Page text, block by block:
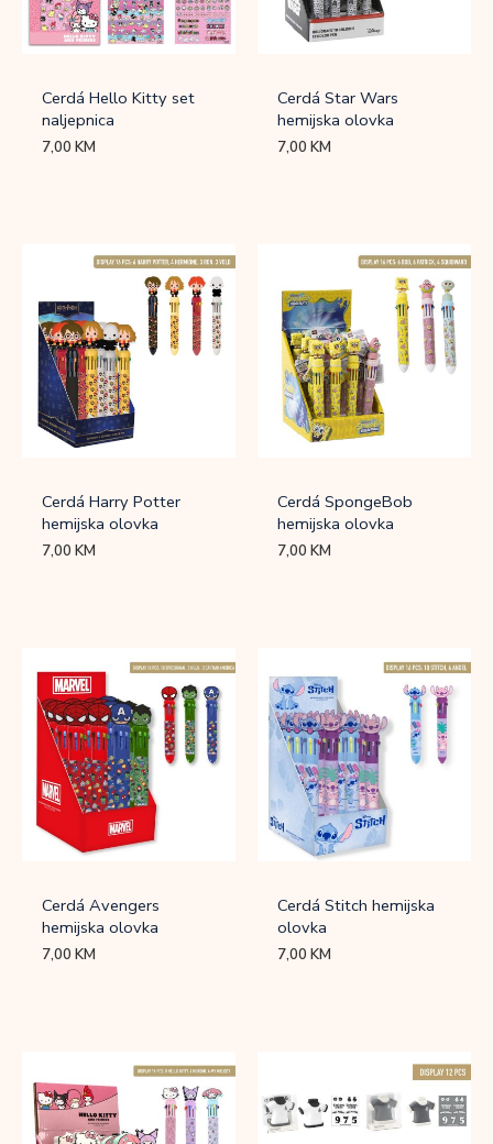
Cerdá Hello Kitty set
naljepnica
7,00KM
Cerdá Star Wars
hemijska olovka
7,00KM
Cerdá Harry Potter
hemijska olovka
7,00KM
Cerdá SpongeBob
hemijska olovka
7,00KM
Cerdá Avengers
hemijska olovka
7,00KM
Cerdá Stitch hemijska
olovka
7,00KM